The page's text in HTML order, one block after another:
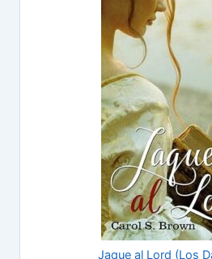
Jaque al Lord (Los